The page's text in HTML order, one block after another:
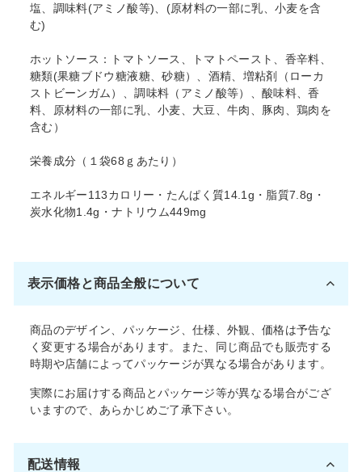
塩、調味料(アミノ酸等)、(原材料の一部に乳、小麦を含
む)
ホットソース：トマトソース、トマトペースト、香辛料、
糖類(果糖ブドウ糖液糖、砂糖）、酒精、増粘剤（ローカ
ストビーンガム）、調味料（アミノ酸等）、酸味料、香
料、原材料の一部に乳、小麦、大豆、牛肉、豚肉、鶏肉を
含む）
栄養成分（１袋68ｇあたり）
エネルギー113カロリー・たんぱく質14.1g・脂質7.8g・
炭水化物1.4g・ナトリウム449mg
表示価格と商品全般について
商品のデザイン、パッケージ、仕様、外観、価格は予告な
く変更する場合があります。また、同じ商品でも販売する
時期や店舗によってパッケージが異なる場合があります。
実際にお届けする商品とパッケージ等が異なる場合がござ
いますので、あらかじめご了承下さい。
配送情報